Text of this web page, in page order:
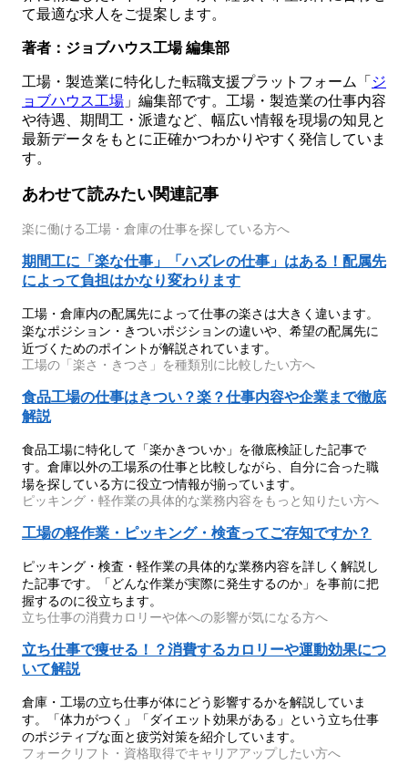
て最適な求人をご提案します。
著者：ジョブハウス工場 編集部
工場・製造業に特化した転職支援プラットフォーム「 ジ
ョブハウス工場 」編集部です。工場・製造業の仕事内容
や待遇、期間工・派遣など、幅広い情報を現場の知見と
最新データをもとに正確かつわかりやすく発信していま
す。
あわせて読みたい関連記事
楽に働ける工場・倉庫の仕事を探している方へ
期間工に「楽な仕事」「ハズレの仕事」はある！配属先
によって負担はかなり変わります
工場・倉庫内の配属先によって仕事の楽さは大きく違います。
楽なポジション・きついポジションの違いや、希望の配属先に
近づくためのポイントが解説されています。
工場の「楽さ・きつさ」を種類別に比較したい方へ
食品工場の仕事はきつい？楽？仕事内容や企業まで徹底
解説
食品工場に特化して「楽かきついか」を徹底検証した記事で
す。倉庫以外の工場系の仕事と比較しながら、自分に合った職
場を探している方に役立つ情報が揃っています。
ピッキング・軽作業の具体的な業務内容をもっと知りたい方へ
工場の軽作業・ピッキング・検査ってご存知ですか？
ピッキング・検査・軽作業の具体的な業務内容を詳しく解説し
た記事です。「どんな作業が実際に発生するのか」を事前に把
握するのに役立ちます。
立ち仕事の消費カロリーや体への影響が気になる方へ
立ち仕事で痩せる！？消費するカロリーや運動効果につ
いて解説
倉庫・工場の立ち仕事が体にどう影響するかを解説していま
す。「体力がつく」「ダイエット効果がある」という立ち仕事
のポジティブな面と疲労対策を紹介しています。
フォークリフト・資格取得でキャリアアップしたい方へ